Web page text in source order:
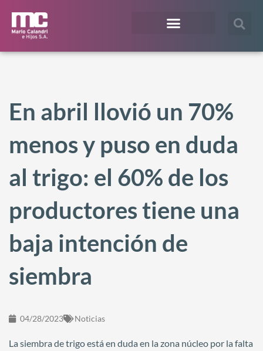
En abril llovió un 70%
menos y puso en duda
al trigo: el 60% de los
productores tiene una
baja intención de
siembra
04/28/2023 Noticias
La siembra de trigo está en duda en la zona núcleo por la falta